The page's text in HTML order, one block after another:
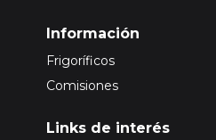
Información
Frigoríficos
Comisiones
Links de interés